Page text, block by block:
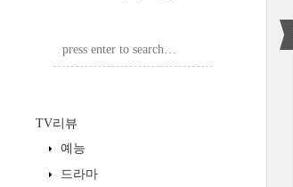
TV리뷰
예능
드라마